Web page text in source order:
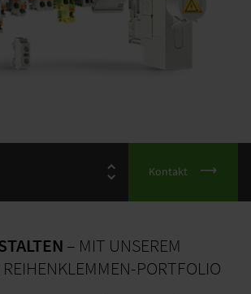
Kontakt
– MIT UNSEREM
PORTFOLIO